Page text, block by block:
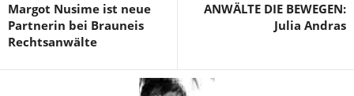
Margot Nusime ist neue
Partnerin bei Brauneis
Rechtsanwälte
ANWÄLTE DIE BEWEGEN:
Julia Andras